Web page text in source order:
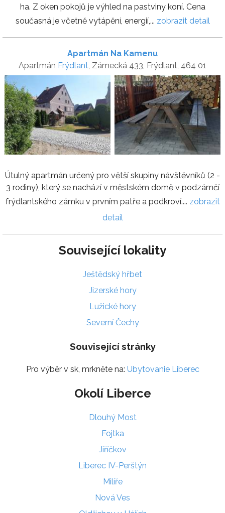
ha. Z oken pokojů je výhled na pastviny koní. Cena
současná je včetně vytápění, energií,... zobrazit detail
Apartmán Na Kamenu
Apartmán Frýdlant, Zámecká 433, Frýdlant, 464 01
Útulný apartmán určený pro větší skupiny návštěvníků (2 -
3 rodiny), který se nachází v městském domě v podzámčí
frýdlantského zámku v prvním patře a podkroví.... zobrazit
detail
Související lokality
Ještědský hřbet
Jizerské hory
Lužické hory
Severní Čechy
Související stránky
Pro výběr v sk, mrkněte na: Ubytovanie Liberec
Okolí Liberce
Dlouhý Most
Fojtka
Jiříčkov
Liberec IV-Perštýn
Milíře
Nová Ves